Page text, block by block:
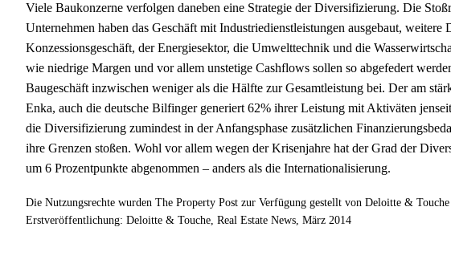
Viele Baukonzerne verfolgen daneben eine Strategie der Diversifizierung. Die
Unternehmen haben das Geschäft mit Industriedienstleistungen ausgebaut, weitere
Konzessionsgeschäft, der Energiesektor, die Umwelttechnik und die
wie niedrige Margen und vor allem unstetige Cashflows sollen so abgefedert
Baugeschäft inzwischen weniger als die Hälfte zur Gesamtleistung bei. Der am
Enka, auch die deutsche Bilfinger generiert 62% ihrer Leistung mit Aktiväten
die Diversifizierung zumindest in der Anfangsphase zusätzlichen
ihre Grenzen stoßen. Wohl vor allem wegen der Krisenjahre hat der Grad der
um 6 Prozentpunkte abgenommen – anders als die Internationalisierung.
Die Nutzungsrechte wurden The Property Post zur Verfügung gestellt von Deloitte &
Erstveröffentlichung: Deloitte & Touche, Real Estate News, März 2014